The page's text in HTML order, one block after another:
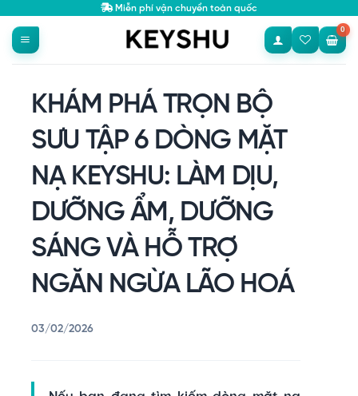
qua
nội
dung
Miễn phí vận chuyển toàn quốc
KHÁM PHÁ TRỌN BỘ
SƯU TẬP 6 DÒNG MẶT
NẠ KEYSHU: LÀM DỊU,
DƯỠNG ẨM, DƯỠNG
SÁNG VÀ HỖ TRỢ
NGĂN NGỪA LÃO HOÁ
03/02/2026